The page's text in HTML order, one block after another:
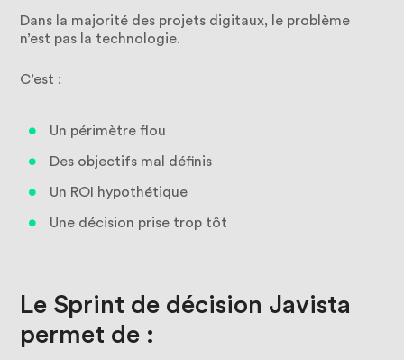
blancs
Dans la majorité des projets digitaux, le problème
n’est pas la technologie.
C’est :
Un périmètre flou
Des objectifs mal définis
Un ROI hypothétique
Une décision prise trop tôt
Le Sprint de décision Javista
permet de :